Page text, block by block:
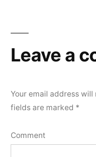
Leave a
Your email address
fields are marked *
Comment